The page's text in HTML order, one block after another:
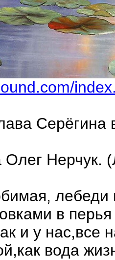
Нерчук.
лебеди
в
и у нас,все
вода